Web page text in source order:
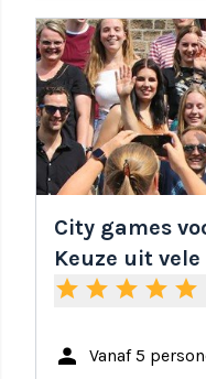
City games
Keuze uit
star star star star star
person Vanaf 5